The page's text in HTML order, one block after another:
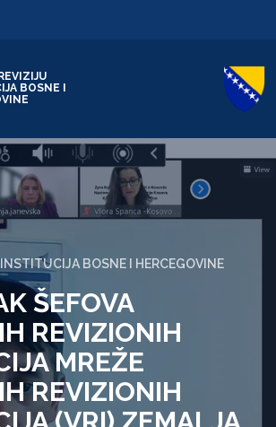
BOSNE I
BOSNE I HERCEGOVINE
ŠEFOVA
REVIZIONIH
MREŽE
REVIZIONIH